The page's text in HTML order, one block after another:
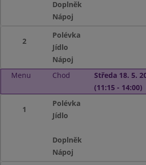
Doplněk
Nápoj
2
Polévka
Jídlo
Nápoj
Menu
Chod
Středa 18. 5.
(11:15 - 14:00)
1
Polévka
Jídlo
Doplněk
Nápoj